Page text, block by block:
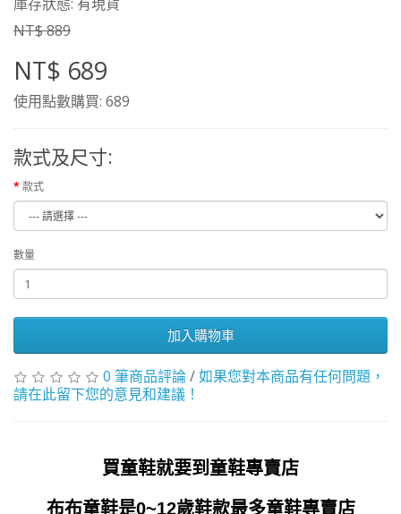
NT$ 889
NT$ 689
使用點數購買: 689
款式及尺寸:
款式
數量
加入購物車
0 筆商品評論/如果您對本商品有任何問題，
請在此留下您的意見和建議！
買童鞋就要到童鞋專賣店
布布童鞋是0~12歲鞋款最多童鞋專賣店